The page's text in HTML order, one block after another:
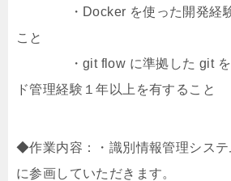
・Docker を使った開発経験1
こと
・git flow に準拠した git を
ド管理経験１年以上を有すること
◆作業内容：・識別情報管理シス
に参画していただきます。